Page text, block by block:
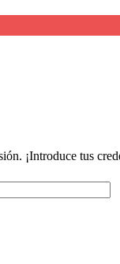
¡Introduce tus